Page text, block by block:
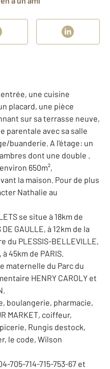
une cuisine
placard, une pièce
sur sa terrasse neuve,
parentale avec sa salle
buanderie. A l'étage: un
dont une double .
650m²,
la maison. Pour de plus
Nathalie au
se situe à 18km de
GAULLE, à 12km de la
du PLESSIS-BELLEVILLE,
45km de PARIS.
maternelle du Parc du
HENRY CAROLY et
boulangerie, pharmacie,
MARKET, coiffeur,
Rungis destock,
le code, Wilson
705-714-715-753-67 et